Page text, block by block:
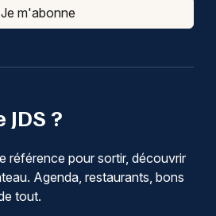
?
référence pour sortir, découvrir
Agenda, restaurants, bons
tout.
Je m'abonne